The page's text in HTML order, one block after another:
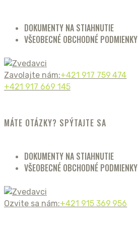
DOKUMENTY NA STIAHNUTIE
VŠEOBECNÉ OBCHODNÉ PODMIENKY
Zavolajte nám:+421 917 759 474
+421 917 669 145
MÁTE OTÁZKY? SPÝTAJTE SA
DOKUMENTY NA STIAHNUTIE
VŠEOBECNÉ OBCHODNÉ PODMIENKY
Ozvite sa nám:+421 915 369 956